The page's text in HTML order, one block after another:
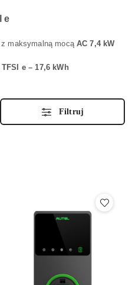
e
z maksymalną mocąAC 7,4 kW
e – 17,6 kWh
Filtruj